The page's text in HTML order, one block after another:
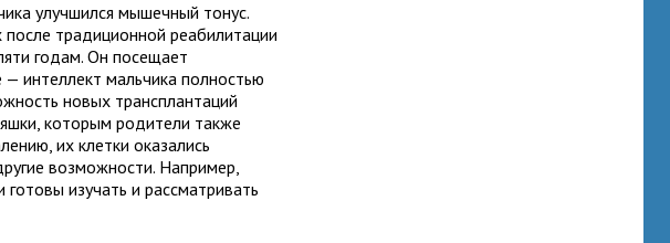
улучшился мышечный тонус.
традиционной реабилитации
годам. Он посещает
интеллект мальчика полностью
новых трансплантаций
которым родители также
их клетки оказались
возможности. Например,
изучать и рассматривать